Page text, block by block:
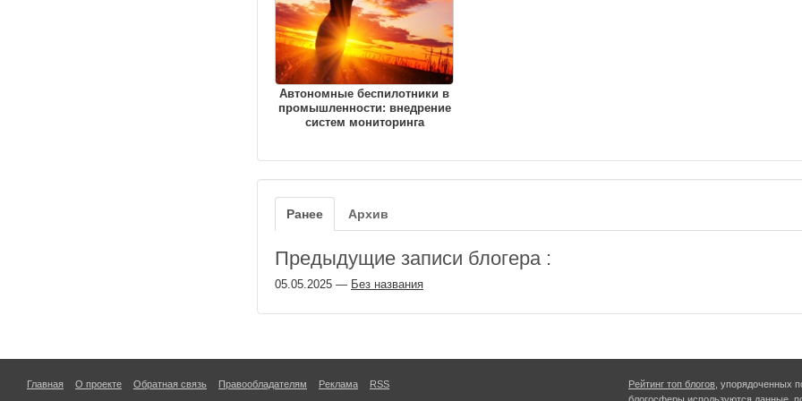
Автономные беспилотники в
промышленности: внедрение
систем мониторинга
Ранее Архив
Предыдущие записи блогера :
05.05.2025 — Без названия
Главная О проекте Обратная связь Правообладателям Реклама RSS Рейтинг топ блогов , упорядоченных